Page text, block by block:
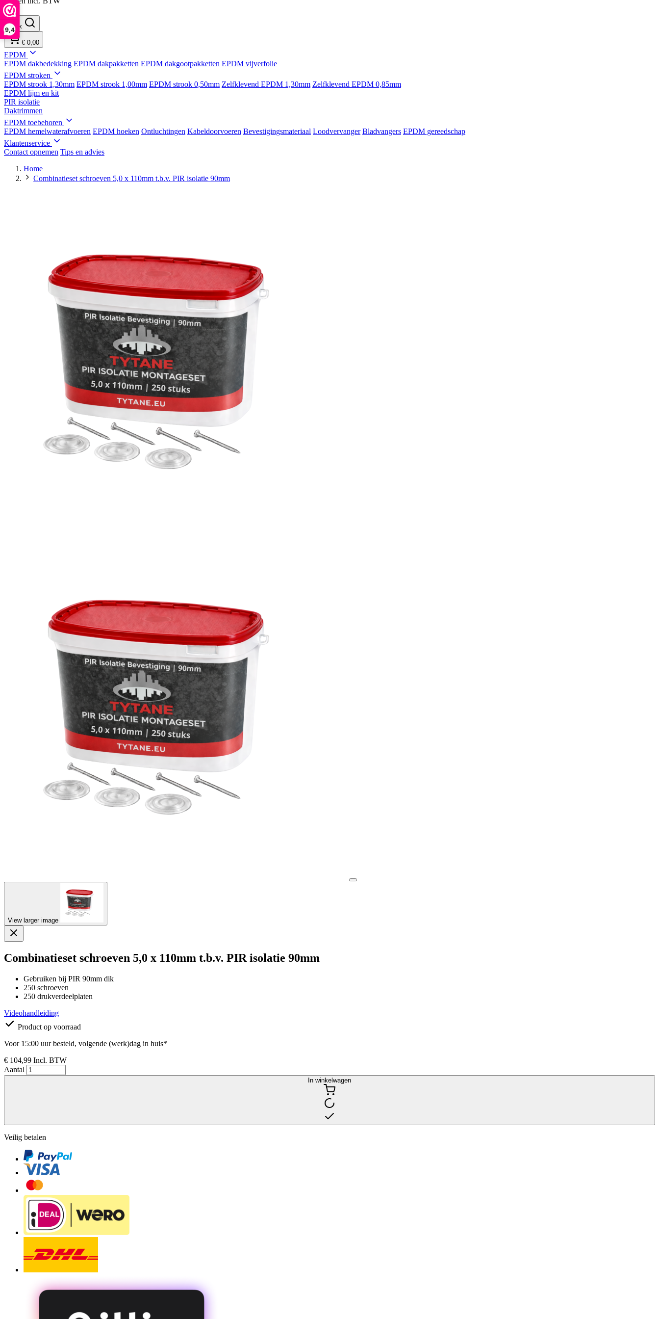
9,4Zoek
€ 0,00
EPDM
EPDM dakbedekking EPDM dakpakketten EPDM dakgootpakketten EPDM vijverfolie
EPDM stroken
EPDM strook 1,30mm EPDM strook 1,00mm EPDM strook 0,50mm Zelfklevend EPDM 1,30mm Zelfklevend EPDM 0,85mm
EPDM lijm en kit
PIR isolatie
Daktrimmen
EPDM toebehoren
EPDM hemelwaterafvoeren EPDM hoeken Ontluchtingen Kabeldoorvoeren Bevestigingsmateriaal Loodvervanger Bladvangers EPDM gereedschap
Klantenservice
Contact opnemen Tips en advies
Home
Combinatieset schroeven 5,0 x 110mm t.b.v. PIR isolatie 90mm
View larger image
Combinatieset schroeven 5,0 x 110mm t.b.v. PIR isolatie 90mm
Gebruiken bij PIR 90mm dik
250 schroeven
250 drukverdeelplaten
Videohandleiding
Product op voorraad
Voor 15:00 uur besteld, volgende (werk)dag in huis*
€ 104,99 Incl. BTW
Aantal
In winkelwagen
Veilig betalen